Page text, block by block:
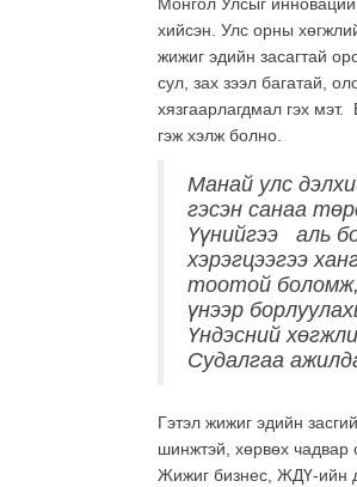
Монгол Улсыг
хийсэн. Улс орны
жижиг эдийн засагтай
сул, зах зээл багатай,
хязгаарлагдмал гэх мэт.
гэж хэлж болно.
Манай улс
гэсэн санаа
Үүнийгээ аль
хэрэгцээгээ
тоотой боломж,
үнээр
Үндэсний
Судалгаа
Гэтэл жижиг эдийн
шинжтэй, хөрвөх чадвар
Жижиг бизнес, ЖДҮ-ийн